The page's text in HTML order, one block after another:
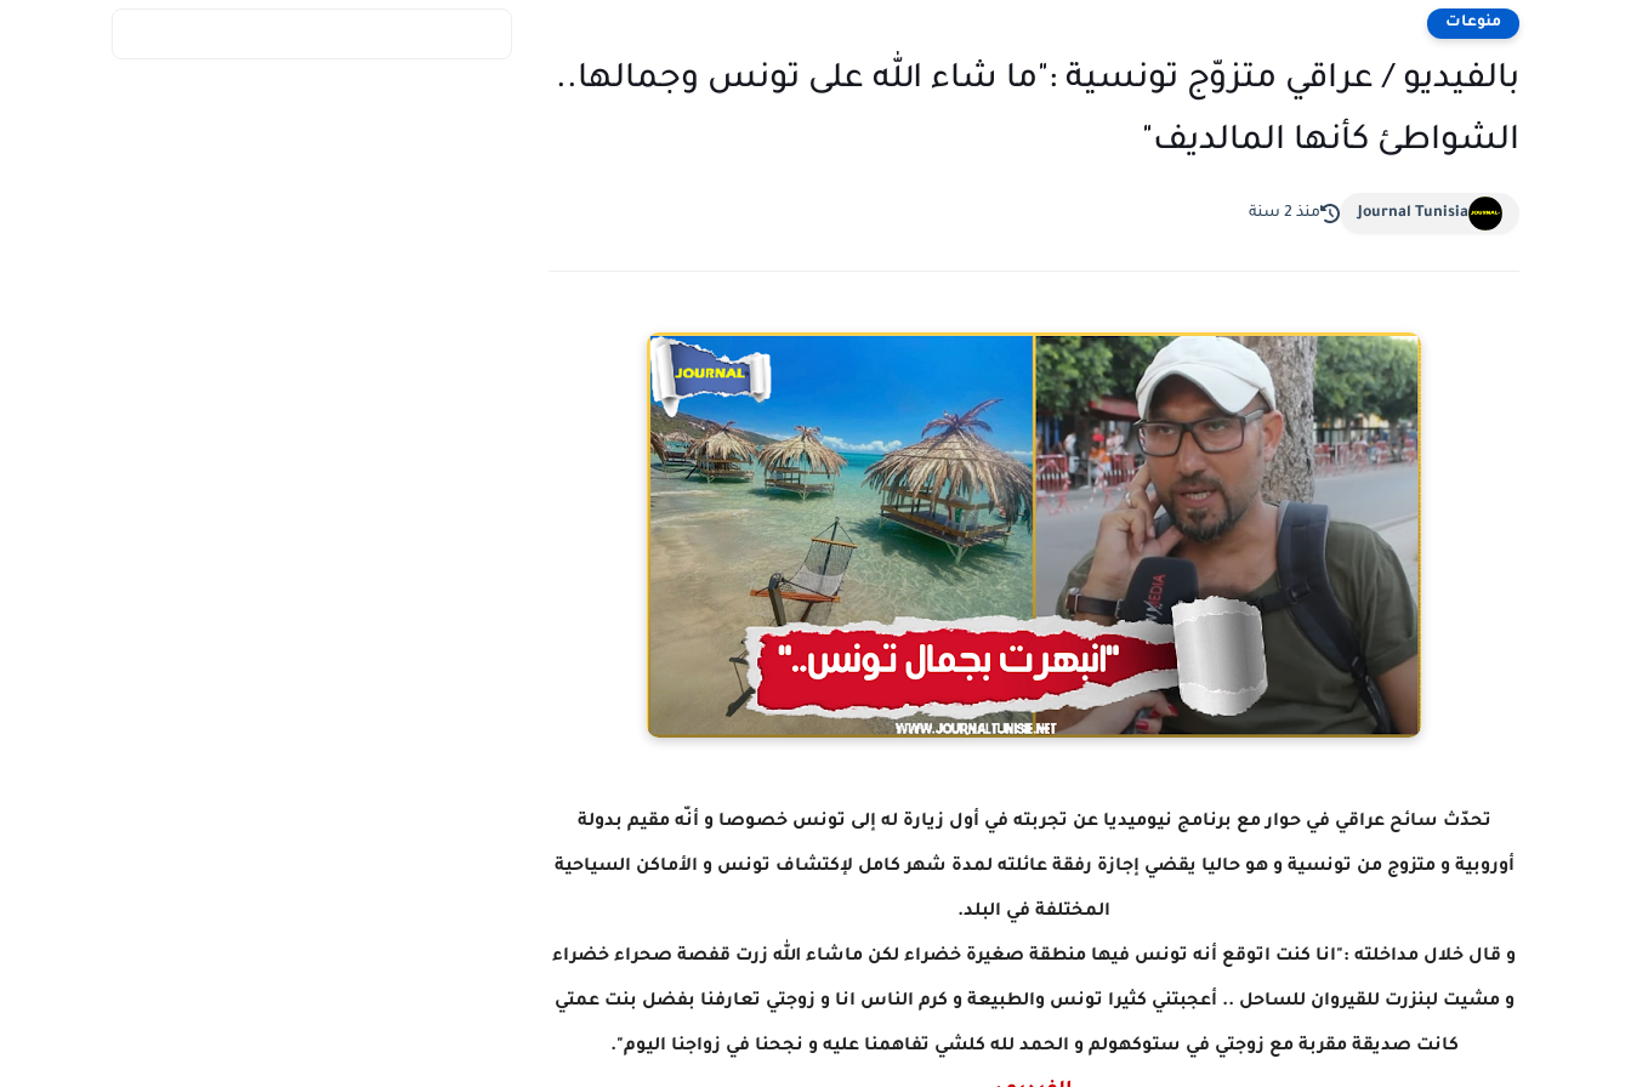
منوعات
بالفيديو / عراقي متزوّج تونسية :"ما شاء الله على تونس وجمالها..
الشواطئ كأنها المالديف"
Journal Tunisia منذ 2 سنة
تحدّث سائح عراقي في حوار مع برنامج نيوميديا عن تجربته في أول زيارة له إلى تونس خصوصا و أنّه مقيم بدولة
أوروبية و متزوج من تونسية و هو حاليا يقضي إجازة رفقة عائلته لمدة شهر كامل لإكتشاف تونس و الأماكن السياحية
المختلفة في البلد.
و قال خلال مداخلته :"انا كنت اتوقع أنه تونس فيها منطقة صغيرة خضراء لكن ماشاء الله زرت قفصة صحراء خضراء
و مشيت لبنزرت للقيروان للساحل .. أعجبتني كثيرا تونس والطبيعة و كرم الناس انا و زوجتي تعارفنا بفضل بنت عمتي
كانت صديقة مقربة مع زوجتي في ستوكهولم و الحمد لله كلشي تفاهمنا عليه و نجحنا في زواجنا اليوم".